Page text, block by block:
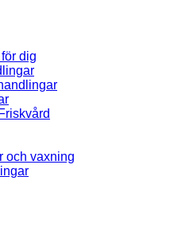
dig
och vaxning